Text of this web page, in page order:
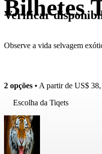
Bilhetes
Observe a vida selvagem
Verificar
2 opções • A partir de US$
Escolha da Tiqets